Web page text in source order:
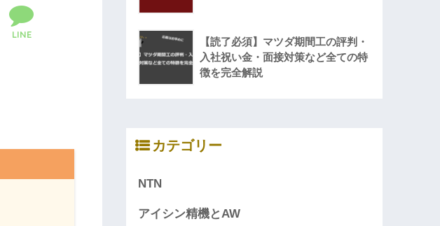
LINE
【読了必須】マツダ期間工の評判・
入社祝い金・面接対策など全ての特
徴を完全解説
カテゴリー
NTN
アイシン精機とAW